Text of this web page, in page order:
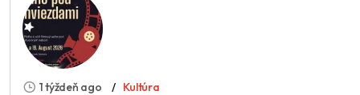
1 týždeň ago Kultúra